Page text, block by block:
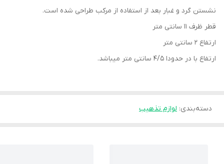
نشستن گرد و غبار بعد از استفاده از مرکب طراحی شده است.
قطر ظرف ۱۱ سانتی متر
ارتفاع ۲ سانتی متر
ارتفاع با در حدودا ۴/۵ سانتی متر میباشد.
دسته‌بندی: لوازم تذهیب